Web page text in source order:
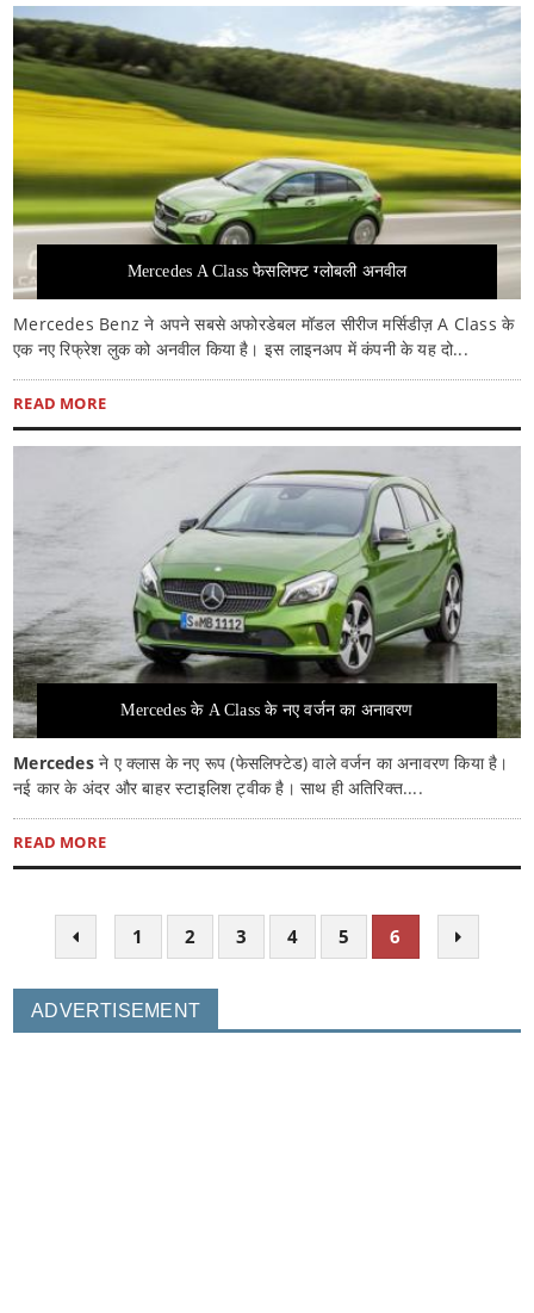
Mercedes A Class फेसलिफ्ट ग्लोबली अनवील
Mercedes Benz ने अपने सबसे अफोरडेबल मॉडल सीरीज मर्सिडीज़ A Class के
एक नए रिफ्रेश लुक को अनवील किया है। इस लाइनअप में कंपनी के यह दो...
READ MORE
Mercedes के A Class के नए वर्जन का अनावरण
Mercedesने ए क्लास के नए रूप (फेसलिफ्टेड) वाले वर्जन का अनावरण किया है।
नई कार के अंदर और बाहर स्टाइलिश ट्वीक है। साथ ही अतिरिक्त....
READ MORE
1 2 3 4 5 6
ADVERTISEMENT